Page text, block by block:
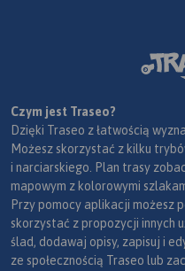
Czym jest Traseo?
Dzięki Traseo z łatwością
Możesz skorzystać z kilku
i narciarskiego. Plan trasy
mapowym z kolorowymi
Przy pomocy aplikacji możesz
skorzystać z propozycji innych
ślad, dodawaj opisy, zapisuj i
ze społecznością Traseo lub